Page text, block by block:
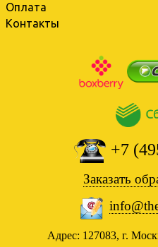
Оплата
Контакты
+7
Заказать
Адрес: 127083, г.